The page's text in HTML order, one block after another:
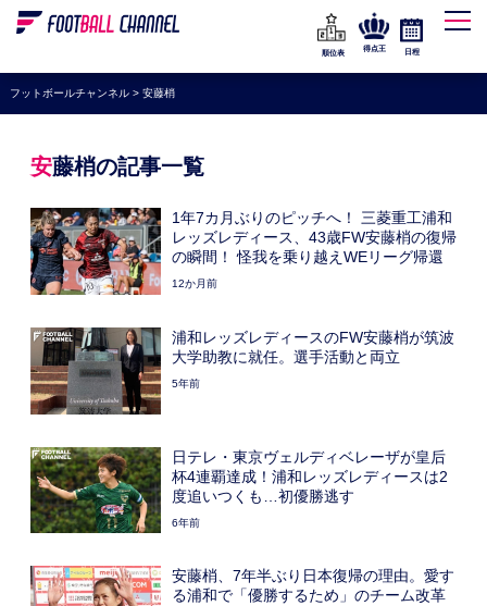
WEリーグ
海外サッカー
プレミアリーグ
ラ・リーガ
ブンデスリーガ
UEFA
高校サッカー
動画
順位表
得点王 日程
フットボールチャンネル> 安藤梢
安藤梢の記事一覧
1年7カ月ぶりのピッチへ！ 三菱重工浦和
レッズレディース、43歳FW安藤梢の復帰
の瞬間！ 怪我を乗り越えWEリーグ帰還
12か月前
浦和レッズレディースのFW安藤梢が筑波
大学助教に就任。選手活動と両立
5年前
日テレ・東京ヴェルディベレーザが皇后
杯4連覇達成！浦和レッズレディースは2
度追いつくも…初優勝逃す
6年前
安藤梢、7年半ぶり日本復帰の理由。愛す
る浦和で「優勝するため」のチーム改革